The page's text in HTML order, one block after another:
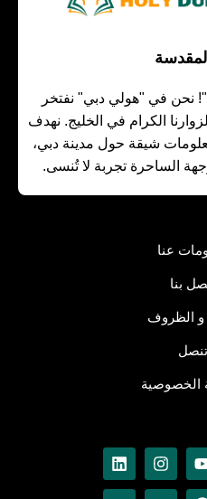
نحن في "هولي دبي" نفتخر
الكرام في الخليج. نهدف
شيقة حول مدينة دبي،
الساحرة تجربة لا تُنسى.
عنا
بنا
و الظروف
تنصل
الخصوصية